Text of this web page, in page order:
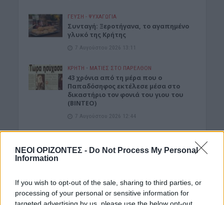
ΝΕΟΙ ΟΡΙΖΟΝΤΕΣ - Do Not Process My Personal
Information
If you wish to opt-out of the sale, sharing to third parties, or
processing of your personal or sensitive information for
ΓΕΎΣΗ - ΨΥΧΑΓΩΓΊΑ
Συνταγή: Ξεροτήγανα, το αγαπημένο
γλυκό της Κρήτης
7 Αυγούστου 2026 13:11
ΚΡΗΤΗ • ΜΑΤΙΕΣ ΣΤΟ ΠΑΡΕΛΘΟΝ
43 χρόνια από τη μέρα που ο
Παπαδόσηφος εκτέλεσε μέσα στο
δικαστήριο τον φονιά του γιου του
(ΒΙΝΤΕΟ)
7 Αυγούστου 2026 12:44